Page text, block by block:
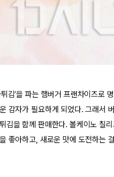
김’을 파는 햄버거 프랜차이즈로
감자가 필요하게 되었다. 그래서
김을 함께 판매한다. 볼케이노 칠
좋아하고, 새로운 맛에 도전하는